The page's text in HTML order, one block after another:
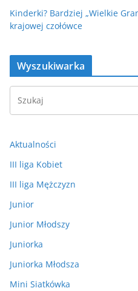
Kinderki? Bardziej „Wielkie
krajowej czołówce
Wyszukiwarka
Aktualności
III liga Kobiet
III liga Mężczyzn
Junior
Junior Młodszy
Juniorka
Juniorka Młodsza
Mini Siatkówka